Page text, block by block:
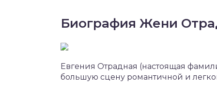
Биография Жени
Евгения Отрадная (настоящая
большую сцену романтичной и